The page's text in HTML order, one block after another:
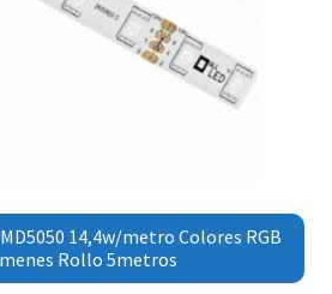
14,4w/metro Colores RGB
Rollo 5metros